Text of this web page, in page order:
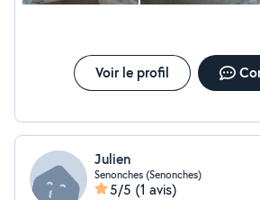
Voir le profil
Julien
Senonches (Senonches)
5/5 (1 avis)